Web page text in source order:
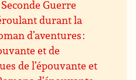
Guerre
durant la
d’aventures :
et de
de l’épouvante et